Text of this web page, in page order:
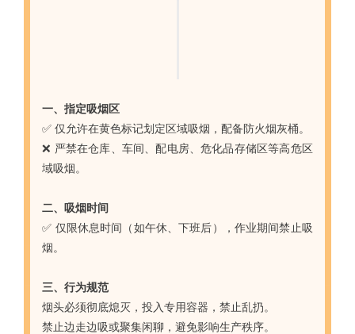
一、指定吸烟区
✅ 仅允许在黄色标记划定区域吸烟，配备防火烟灰桶。
❌ 严禁在仓库、车间、配电房、危化品存储区等高危区
域吸烟。
二、吸烟时间
✅ 仅限休息时间（如午休、下班后），作业期间禁止吸
烟。
三、行为规范
烟头必须彻底熄灭，投入专用容器，禁止乱扔。
禁止边走边吸或聚集闲聊，避免影响生产秩序。